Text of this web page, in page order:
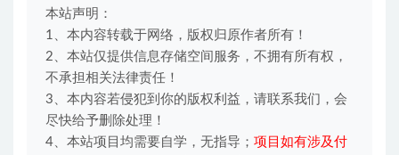
本站声明：
1、本内容转载于网络，版权归原作者所有！
2、本站仅提供信息存储空间服务，不拥有所有权，
不承担相关法律责任！
3、本内容若侵犯到你的版权利益，请联系我们，会
尽快给予删除处理！
4、本站项目均需要自学，无指导； 项目如有涉及付